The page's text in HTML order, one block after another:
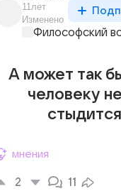
11лет
Изменено
Философский
А может так
человеку
мнения
2 11